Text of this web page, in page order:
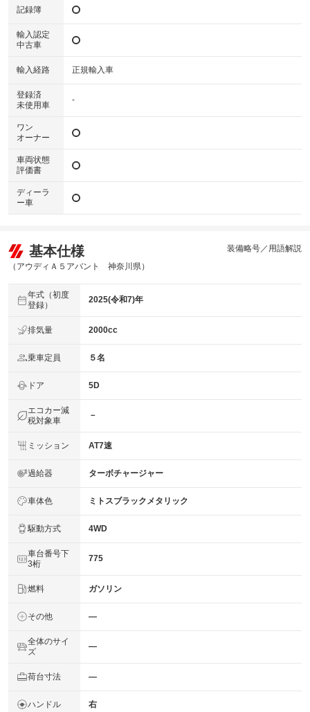
記録簿
輸入認定
中古車
輸入経路 正規輸入車
登録済
未使用車
-
ワン
オーナー
車両状態
評価書
ディーラ
ー車
基本仕様
（アウディＡ５アバント 神奈川県）
装備略号／用語解説
年式（初度
登録）
2025(令和7)年
排気量 2000cc
乗車定員 ５名
ドア 5D
エコカー減
税対象車
－
ミッション AT7速
過給器 ターボチャージャー
車体色 ミトスブラックメタリック
駆動方式 4WD
車台番号下
3桁
775
燃料 ガソリン
その他 ―
全体のサイ
ズ
―
荷台寸法 ―
ハンドル 右